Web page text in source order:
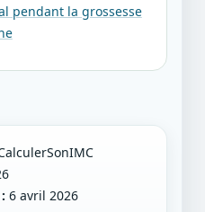
pendant la grossesse
6 avril 2026